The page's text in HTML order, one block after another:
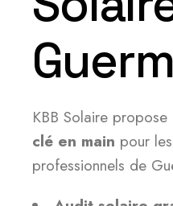
KBB Solaire
clé en main pour
professionnels de